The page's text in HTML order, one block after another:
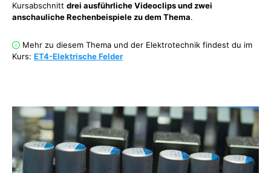
Kursabschnitt drei ausführliche Videoclips und zwei
anschauliche Rechenbeispiele zu dem Thema.
Mehr zu diesem Thema und der Elektrotechnik findest du im
Kurs: ET4-Elektrische Felder